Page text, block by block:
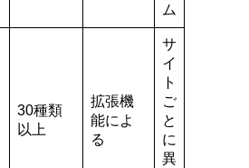
ム
30種類
以上
拡張機
能によ
る
サ
イ
ト
ご
と
に
異